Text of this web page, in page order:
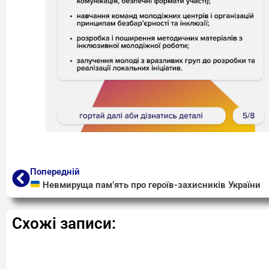
Попередній
Невмируща пам’ять про героїв-захисників України
Схожі записи: